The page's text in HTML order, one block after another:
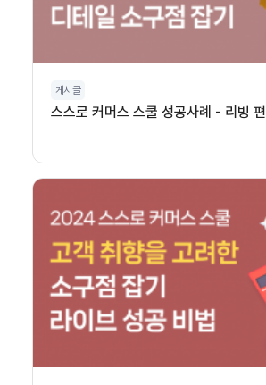
게시글
스스로 커머스 스쿨 성공사례 - 리빙 편